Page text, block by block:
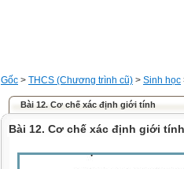
Gốc > THCS (Chương trình cũ) > Sinh học
Bài 12. Cơ chế xác định giới tính
Bài 12. Cơ chế xác định giới tính